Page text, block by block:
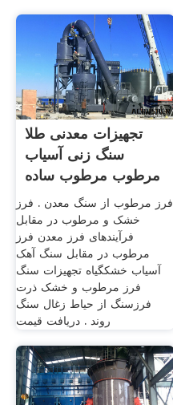
تجهیزات معدنی طلا
سنگ زنی آسیاب
مرطوب مرطوب ساده
برای اداره
فرز مرطوب از سنگ معدن . فرز
خشک و مرطوب در مقابل
فرآیندهای فرز معدن فرز
مرطوب در مقابل سنگ آهک
آسیاب خشکگیاه تجهیزات سنگ
فرز مرطوب و خشک ذرت
فرزسنگ از حیاط زغال سنگ
روند . دریافت قیمت